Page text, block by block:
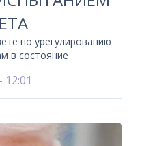
по урегулированию
в состояние
12:01